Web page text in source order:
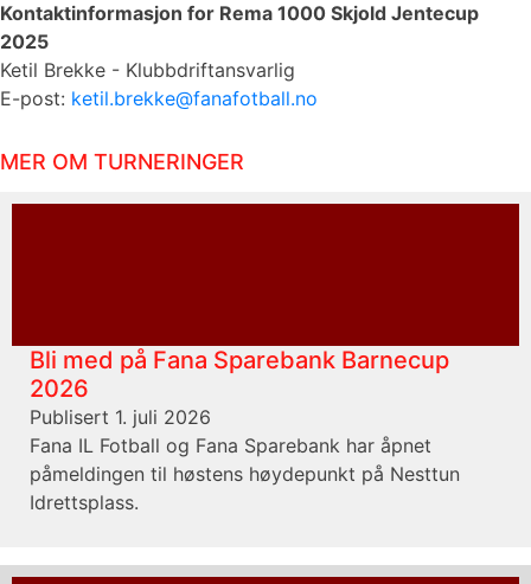
Kontaktinformasjon for Rema 1000 Skjold Jentecup
2025
Ketil Brekke - Klubbdriftansvarlig
E-post: ketil.brekke@fanafotball.no
MER OM TURNERINGER
Bli med på Fana Sparebank Barnecup
2026
Publisert 1. juli 2026
Fana IL Fotball og Fana Sparebank har åpnet
påmeldingen til høstens høydepunkt på Nesttun
Idrettsplass.